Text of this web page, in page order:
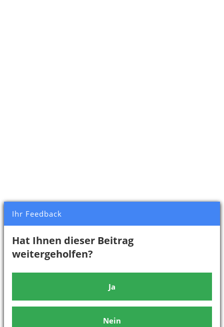
Ihr Feedback
Hat Ihnen dieser Beitrag
weitergeholfen?
Ja
Nein